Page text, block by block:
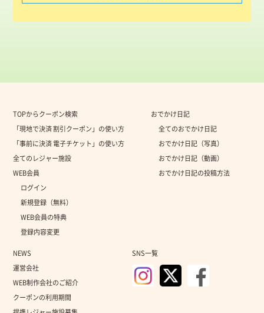
TOPからクーポン検索
「現地で決済 割引クーポン」の使い方
「事前に決済 電子チケット」の使い方
全てのレジャー施設
WEB会員
ログイン
新規登録（無料）
WEB会員の特典
登録内容変更
おでかけ日記
全てのおでかけ日記
おでかけ日記（写真）
おでかけ日記（動画）
おでかけ日記の投稿方法
NEWS
運営会社
WEB制作会社のご紹介
クーポンの利用期間
SNS一覧